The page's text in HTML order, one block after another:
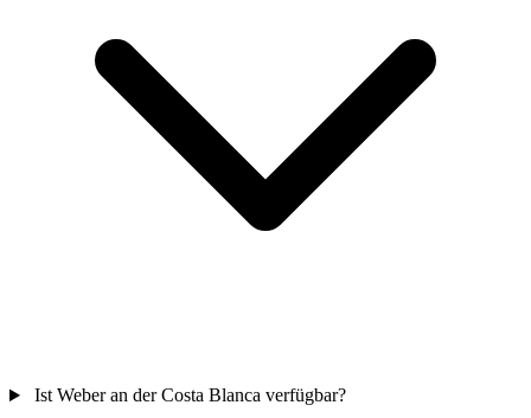
Ist Weber an der Costa Blanca verfügbar?